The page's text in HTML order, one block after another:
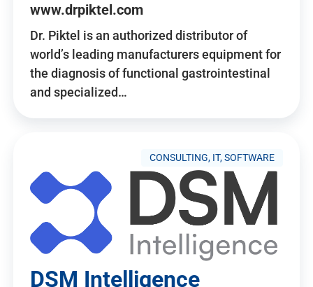
www.drpiktel.com
Dr. Piktel is an authorized distributor of
world’s leading manufacturers equipment for
the diagnosis of functional gastrointestinal
and specialized…
CONSULTING, IT, SOFTWARE
DSM Intelligence